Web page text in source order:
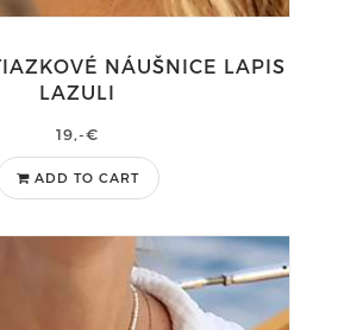
NÁUŠNICE LAPIS
LAZULI
19,-€
ADD TO CART